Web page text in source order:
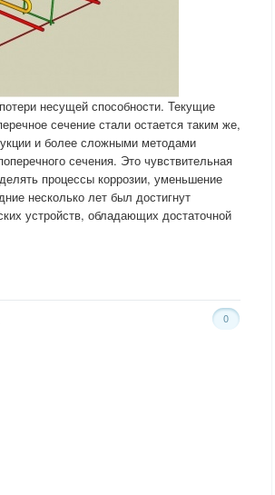
несущей способности. Текущие
сечение стали остается таким же,
и более сложными методами
сечения. Это чувствительная
процессы коррозии, уменьшение
несколько лет был достигнут
устройств, обладающих достаточной
0